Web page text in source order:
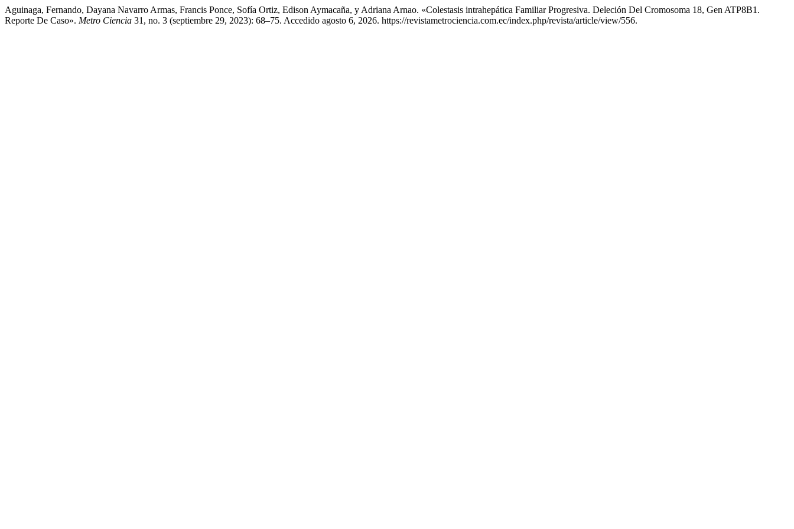
Aguinaga, Fernando, Dayana Navarro Armas, Francis Ponce, Sofía Ortiz, Edison Aymacaña, y Adriana Arnao. «Colestasis intrahepática Familiar Progresiva. Deleción Del Cromosoma 18, Gen ATP8B1.
Reporte De Caso». Metro Ciencia 31, no. 3 (septiembre 29, 2023): 68–75. Accedido agosto 6, 2026. https://revistametrociencia.com.ec/index.php/revista/article/view/556.